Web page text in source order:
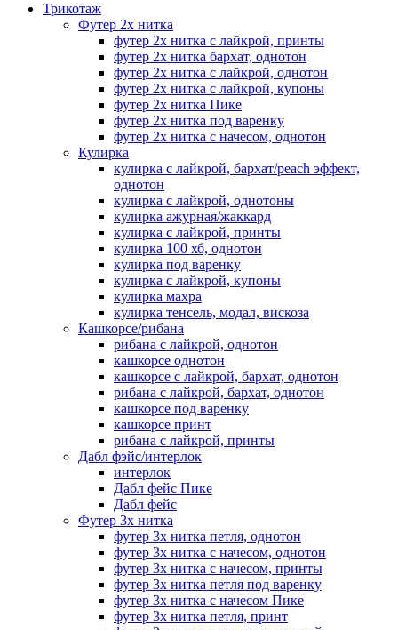
Трикотаж
Футер 2х нитка
футер 2х нитка с лайкрой, принты
футер 2х нитка бархат, однотон
футер 2х нитка с лайкрой, однотон
футер 2х нитка с лайкрой, купоны
футер 2х нитка Пике
футер 2х нитка под варенку
футер 2х нитка с начесом, однотон
Кулирка
кулирка с лайкрой, бархат/peach эффект,
однотон
кулирка с лайкрой, однотоны
кулирка ажурная/жаккард
кулирка с лайкрой, принты
кулирка 100 хб, однотон
кулирка под варенку
кулирка с лайкрой, купоны
кулирка махра
кулирка тенсель, модал, вискоза
Кашкорсе/рибана
рибана с лайкрой, однотон
кашкорсе однотон
кашкорсе с лайкрой, бархат, однотон
рибана с лайкрой, бархат, однотон
кашкорсе под варенку
кашкорсе принт
рибана с лайкрой, принты
Дабл фэйс/интерлок
интерлок
Дабл фейс Пике
Дабл фейс
Футер 3х нитка
футер 3х нитка петля, однотон
футер 3х нитка с начесом, однотон
футер 3х нитка с начесом, принты
футер 3х нитка петля под варенку
футер 3х нитка с начесом Пике
футер 3х нитка петля, принт